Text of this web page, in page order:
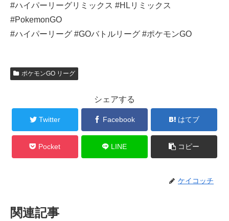
#ハイパーリーグリミックス #HLリミックス
#PokemonGO
#ハイパーリーグ #GOバトルリーグ #ポケモンGO
ポケモンGO リーグ
シェアする
Twitter Facebook はてブ
Pocket LINE コピー
ケイコッチ
関連記事